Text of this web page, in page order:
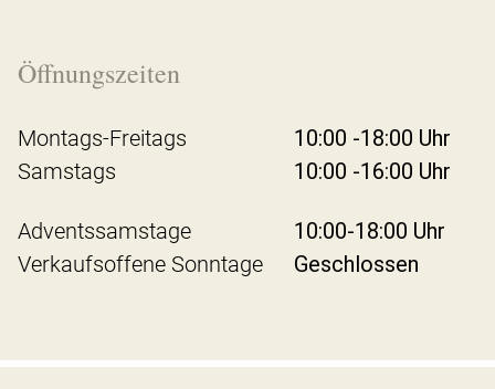
Öffnungszeiten
Montags-Freitags
10:00 -18:00 Uhr
Samstags
10:00 -16:00 Uhr
Adventssamstage
10:00-18:00 Uhr
Verkaufsoffene Sonntage
Geschlossen